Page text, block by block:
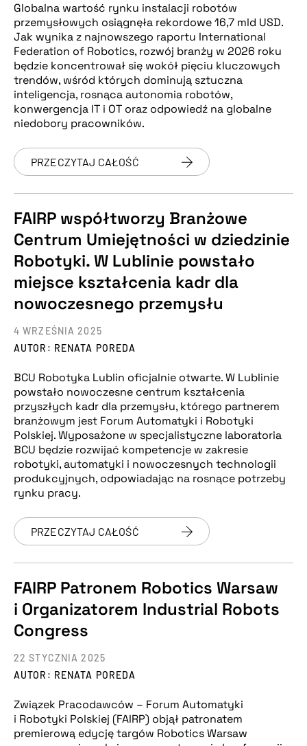
Globalna wartość rynku instalacji robotów
przemysłowych osiągnęła rekordowe 16,7 mld USD.
Jak wynika z najnowszego raportu International
Federation of Robotics, rozwój branży w 2026 roku
będzie koncentrował się wokół pięciu kluczowych
trendów, wśród których dominują sztuczna
inteligencja, rosnąca autonomia robotów,
konwergencja IT i OT oraz odpowiedź na globalne
niedobory pracowników.
PRZECZYTAJ CAŁOŚĆ
FAIRP współtworzy Branżowe
Centrum Umiejętności w dziedzinie
Robotyki. W Lublinie powstało
miejsce kształcenia kadr dla
nowoczesnego przemysłu
AUTOR: RENATA POREDA
4 WRZEŚNIA 2025
BCU Robotyka Lublin oficjalnie otwarte. W Lublinie
powstało nowoczesne centrum kształcenia
przyszłych kadr dla przemysłu, którego partnerem
branżowym jest Forum Automatyki i Robotyki
Polskiej. Wyposażone w specjalistyczne laboratoria
BCU będzie rozwijać kompetencje w zakresie
robotyki, automatyki i nowoczesnych technologii
produkcyjnych, odpowiadając na rosnące potrzeby
rynku pracy.
PRZECZYTAJ CAŁOŚĆ
FAIRP Patronem Robotics Warsaw
i Organizatorem Industrial Robots
Congress
AUTOR: RENATA POREDA
22 STYCZNIA 2025
Związek Pracodawców – Forum Automatyki
i Robotyki Polskiej (FAIRP) objął patronatem
premierową edycję targów Robotics Warsaw